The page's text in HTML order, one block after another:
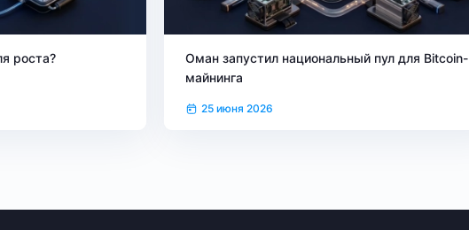
роста?
Оман запустил национальный пул для Bitcoin-
майнинга
25 июня 2026